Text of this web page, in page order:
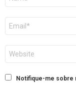
mail
Notifique-me sobre